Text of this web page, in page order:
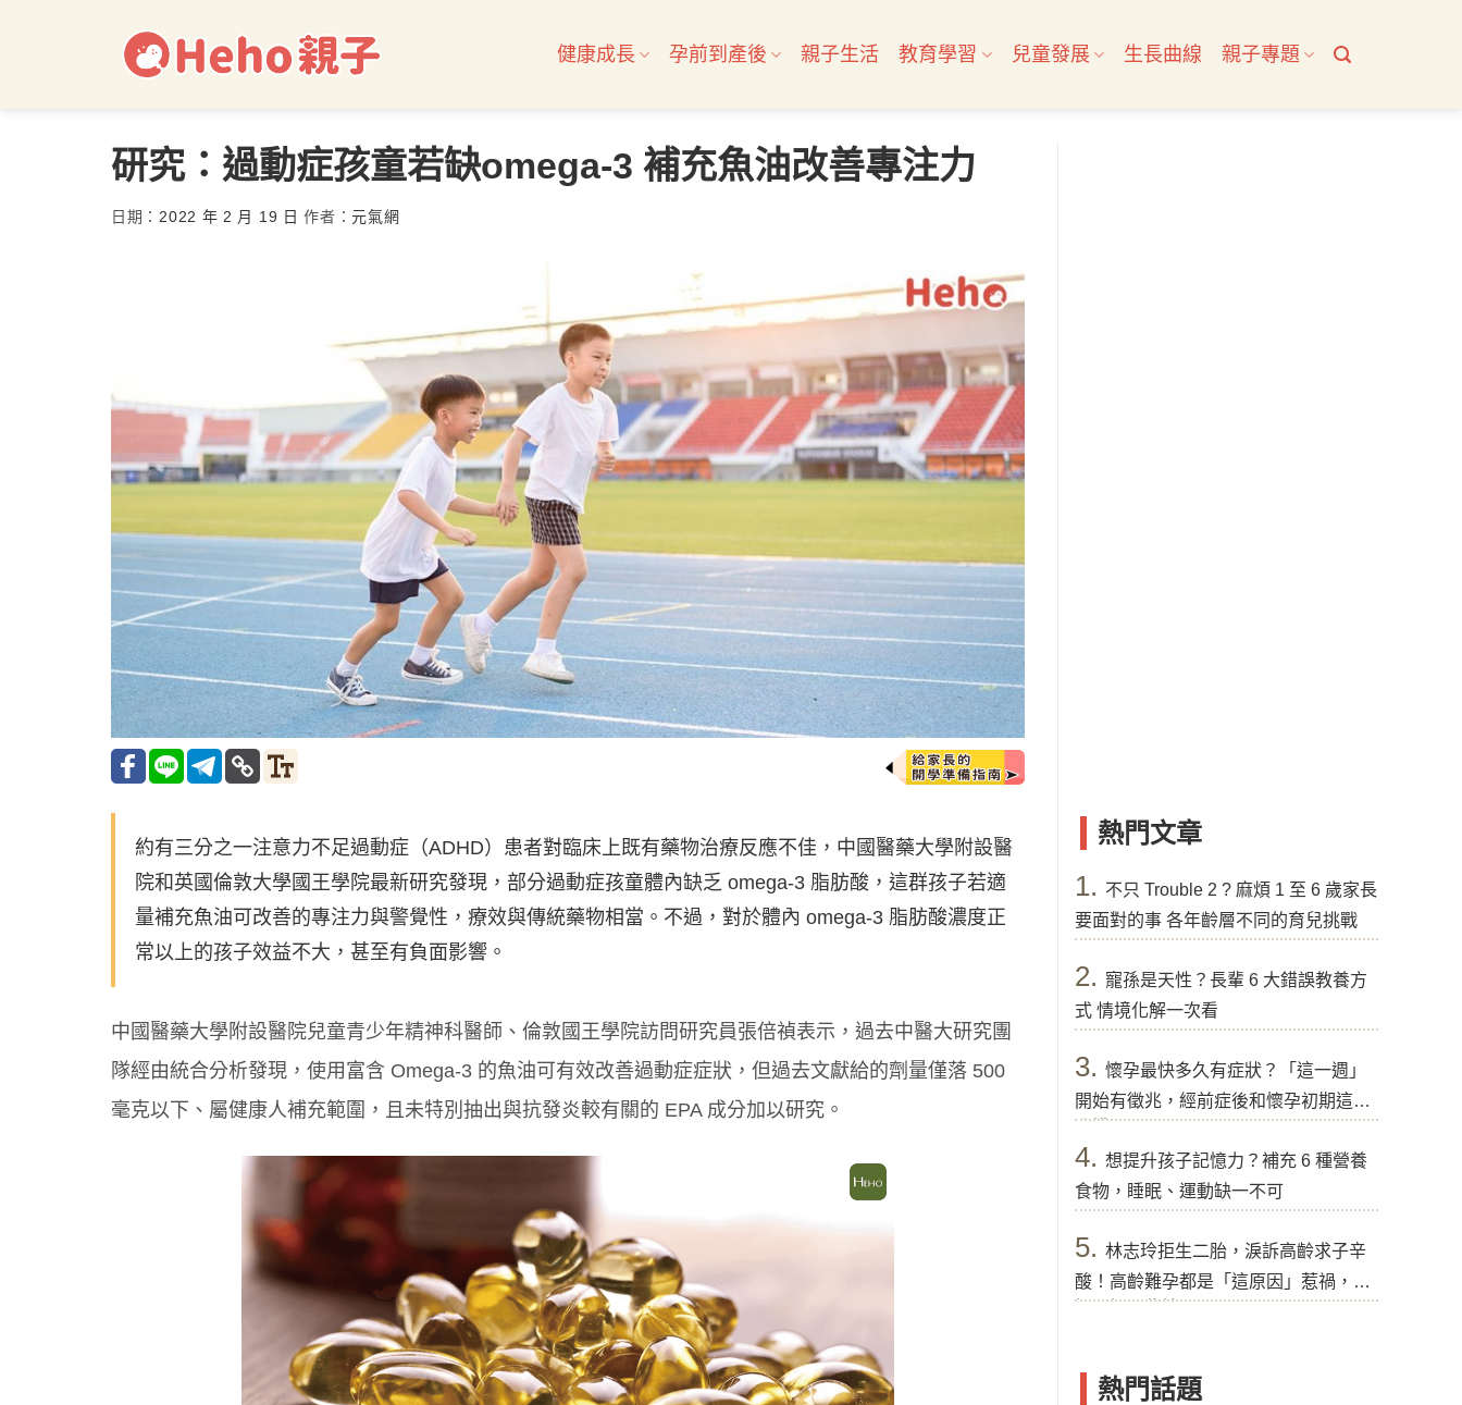
健康成長 孕前到產後 親子生活 教育學習 兒童發展 生長曲線 親子專題
研究：過動症孩童若缺omega-3 補充魚油改善專注力
日期： 2022 年 2 月 19 日 作者：元氣網
約有三分之一注意力不足過動症（ADHD）患者對臨床上既有藥物治療反應不佳，中國醫藥大學附設醫
院和英國倫敦大學國王學院最新研究發現，部分過動症孩童體內缺乏 omega-3 脂肪酸，這群孩子若適
量補充魚油可改善的專注力與警覺性，療效與傳統藥物相當。不過，對於體內 omega-3 脂肪酸濃度正
常以上的孩子效益不大，甚至有負面影響。
中國醫藥大學附設醫院兒童青少年精神科醫師、倫敦國王學院訪問研究員張倍禎表示，過去中醫大研究團
隊經由統合分析發現，使用富含 Omega-3 的魚油可有效改善過動症症狀，但過去文獻給的劑量僅落 500
毫克以下、屬健康人補充範圍，且未特別抽出與抗發炎較有關的 EPA 成分加以研究。
熱門文章
1. 不只 Trouble 2 ? 麻煩 1 至 6 歲家長
要面對的事 各年齡層不同的育兒挑戰
2. 寵孫是天性？長輩 6 大錯誤教養方
式 情境化解一次看
3. 懷孕最快多久有症狀？「這一週」
開始有徵兆，經前症後和懷孕初期這樣
分辨
4. 想提升孩子記憶力？補充 6 種營養
食物，睡眠、運動缺一不可
5. 林志玲拒生二胎，淚訴高齡求子辛
酸！高齡難孕都是「這原因」惹禍，醫
提醒好孕秘訣
熱門話題